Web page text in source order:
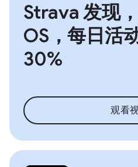
Strava 发现
OS，每日活
30%
观看